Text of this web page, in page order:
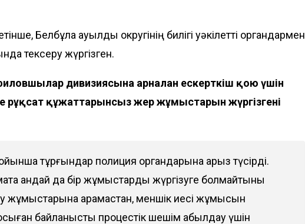
Белбұлақ ауылдық округінің билігі уәкілетті органдармен
тексеру жүргізген.
дивизиясына арналған ескерткіш қою үшін
рұқсат құжаттарынсыз жер жұмыстарын жүргізгені
тұрғындар полиция органдарына арыз түсірді.
қандай да бір жұмыстарды жүргізуге болмайтыны
жұмыстарына қарамастан, меншік иесі жұмысын
байланысты процестік шешім қабылдау үшін